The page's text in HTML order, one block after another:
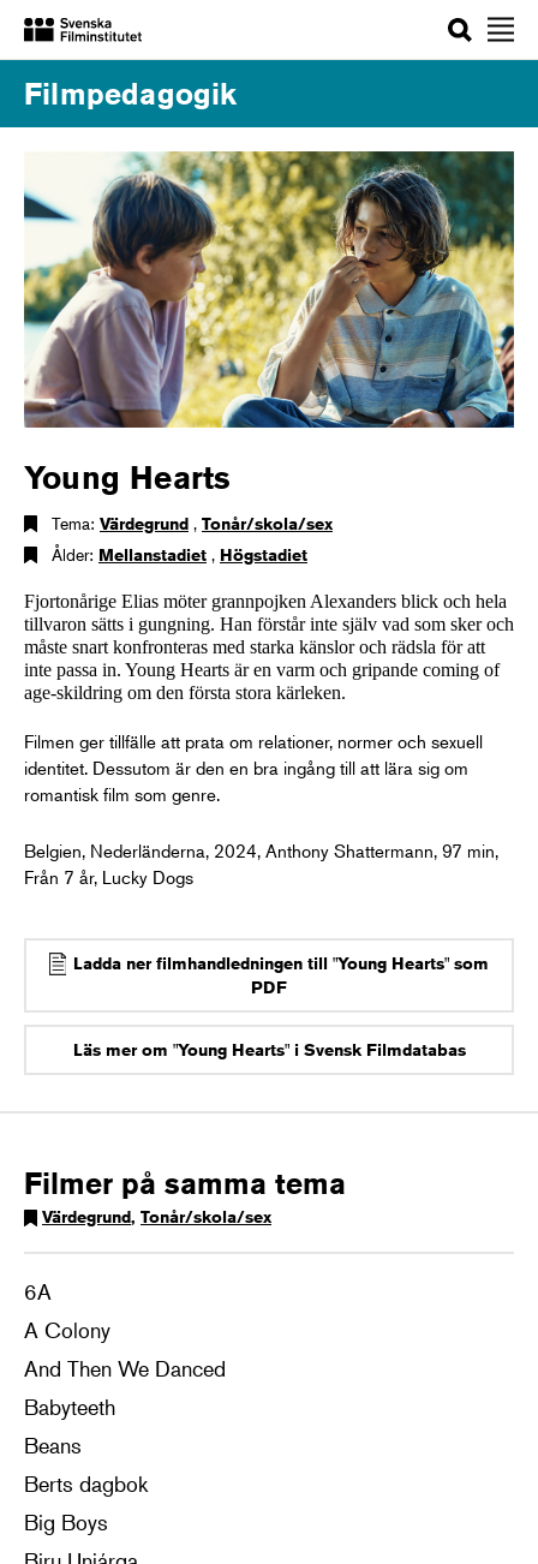
Sök
Filmpedagogik
Young Hearts
Tema: Värdegrund , Tonår/skola/sex
Ålder: Mellanstadiet , Högstadiet
Fjortonårige Elias möter grannpojken Alexanders blick och hela
tillvaron sätts i gungning. Han förstår inte själv vad som sker och
måste snart konfronteras med starka känslor och rädsla för att
inte passa in. Young Hearts är en varm och gripande coming of
age-skildring om den första stora kärleken.
Filmen ger tillfälle att prata om relationer, normer och sexuell
identitet. Dessutom är den en bra ingång till att lära sig om
romantisk film som genre.
Belgien, Nederländerna, 2024, Anthony Shattermann, 97 min,
Från 7 år, Lucky Dogs
Ladda ner filmhandledningen till "Young Hearts" som
PDF
Läs mer om "Young Hearts" i Svensk Filmdatabas
Filmer på samma tema
Värdegrund, Tonår/skola/sex
6A
A Colony
And Then We Danced
Babyteeth
Beans
Berts dagbok
Big Boys